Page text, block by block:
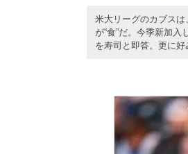
米大リーグのカブス
が“食”だ。今季新加
を寿司と即答。更に好